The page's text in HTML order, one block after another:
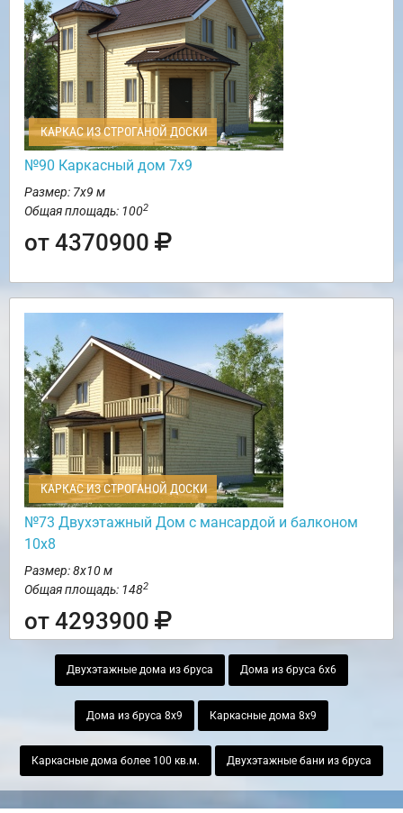
КАРКАС ИЗ СТРОГАНОЙ ДОСКИ
№90 Каркасный дом 7х9
Размер: 7х9 м
Общая площадь: 1002
от 4370900
КАРКАС ИЗ СТРОГАНОЙ ДОСКИ
№73 Двухэтажный Дом с мансардой и балконом
10х8
Размер: 8х10 м
Общая площадь: 1482
от 4293900
Двухэтажные дома из бруса Дома из бруса 6х6
Дома из бруса 8х9 Каркасные дома 8х9
Каркасные дома более 100 кв.м. Двухэтажные бани из бруса